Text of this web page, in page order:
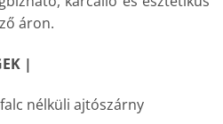
áron.
|
nélküli ajtószárny